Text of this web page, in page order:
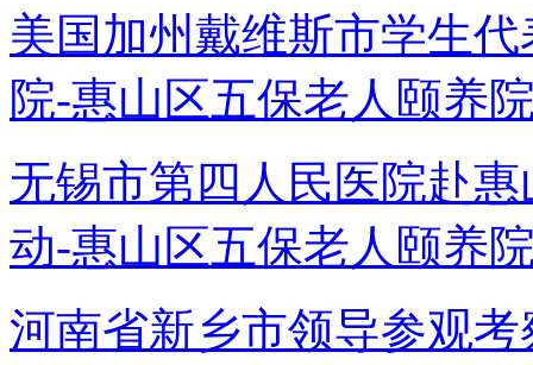
美国加州戴维斯市学生
院-惠山区五保老人颐养
无锡市第四人民医院赴
动-惠山区五保老人颐养
河南省新乡市领导参观